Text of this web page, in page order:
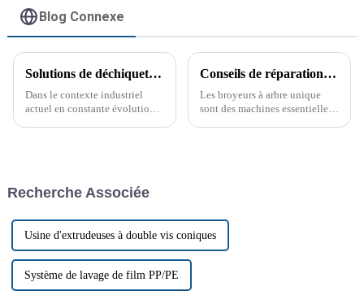
Blog Connexe
Solutions de déchiquetage robustes : broyeurs industriels à bras pivotant
Dans le contexte industriel
actuel en constante évolution,
fiables…
Conseils de réparation pour les broyeurs à arbre unique
Les broyeurs à arbre unique
sont des machines essentielles
Recherche Associée
Usine d'extrudeuses à double vis coniques
Système de lavage de film PP/PE